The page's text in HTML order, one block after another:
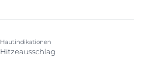
Hautindikationen
Hitzeausschlag